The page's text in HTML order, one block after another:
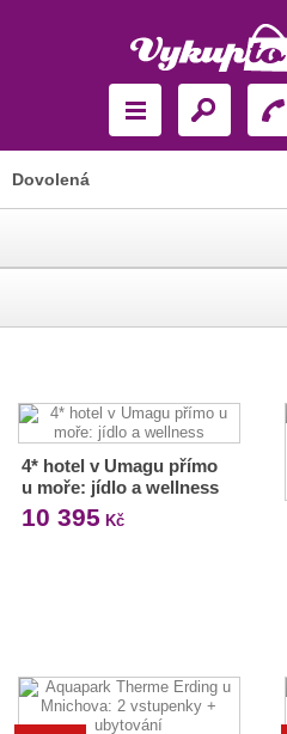
Dovolená
4* hotel v Umagu přímo
u moře: jídlo a wellness
10 395 Kč